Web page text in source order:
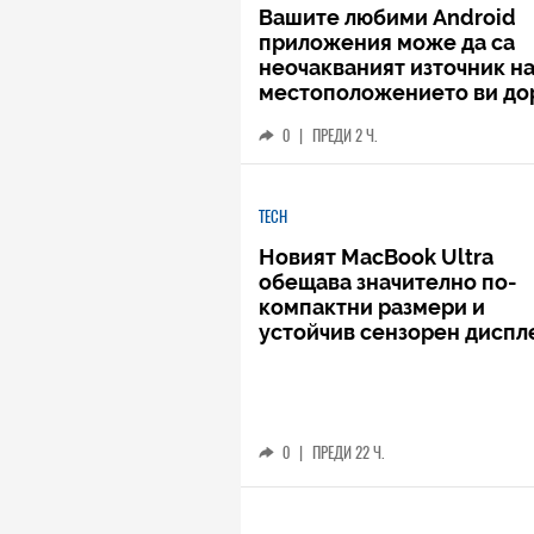
Вашите любими Android
приложения може да са
неочакваният източник на
местоположението ви
0 | ПРЕДИ 2 Ч.
TECH
Новият MacBook Ultra
обещава значително по-
компактни размери и
устойчив сензорен
0 | ПРЕДИ 22 Ч.